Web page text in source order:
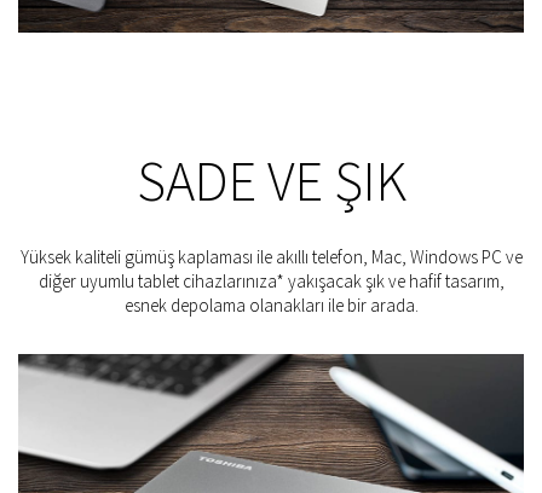
SADE VE ŞIK
Yüksek kaliteli gümüş kaplaması ile akıllı telefon, Mac, Windows PC ve
diğer uyumlu tablet cihazlarınıza* yakışacak şık ve hafif tasarım,
esnek depolama olanakları ile bir arada.